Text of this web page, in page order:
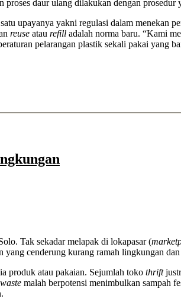
daur ulang dilakukan dengan
upayanya yakni regulasi dalam menekan
reuse atau refill adalah norma baru. “Kami
pelarangan plastik sekali pakai yang
Tak sekadar melapak di lokapasar (
cenderung kurang ramah lingkungan
produk atau pakaian. Sejumlah toko thrift
malah berpotensi menimbulkan sampah